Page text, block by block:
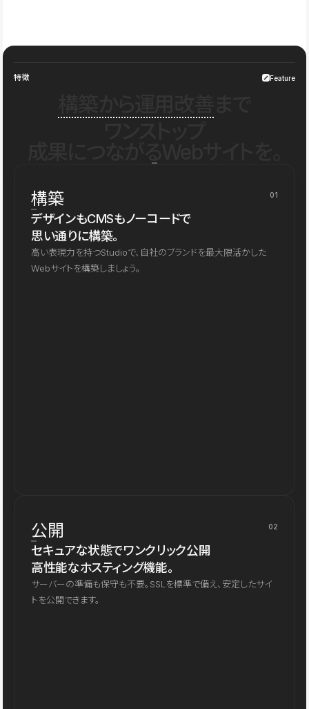
特徴 Feature
構築 01
デザインもCMSもノーコードで
思い通りに構築。
高い表現力を持つStudioで、自社のブランドを最大限活かした
Webサイトを構築しましょう。
公開 02
セキュアな状態でワンクリック公開
高性能なホスティング機能。
サーバーの準備も保守も不要。SSLを標準で備え、安定したサイ
トを公開できます。